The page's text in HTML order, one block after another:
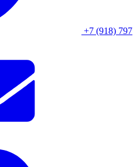
+7 (918) 797